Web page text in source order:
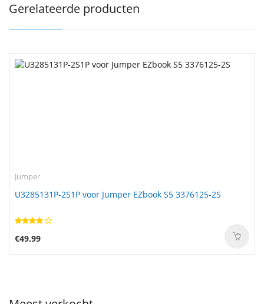
Gerelateerde producten
Jumper
U3285131P-2S1P voor Jumper EZbook S5 3376125-2S
€49.99